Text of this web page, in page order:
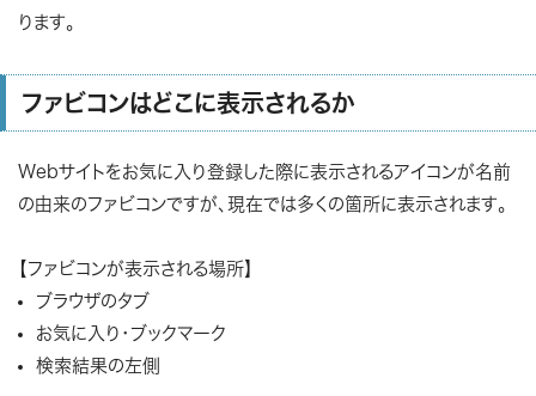
ります。
ファビコンはどこに表示されるか
Webサイトをお気に入り登録した際に表示されるアイコンが名前
の由来のファビコンですが、現在では多くの箇所に表示されます。
【ファビコンが表示される場所】
ブラウザのタブ
お気に入り・ブックマーク
検索結果の左側